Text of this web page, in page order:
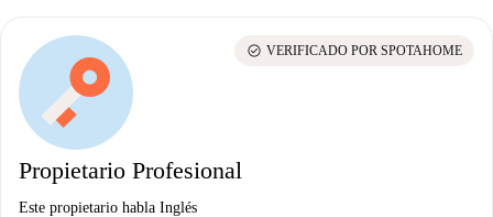
Propietario Profesional
Este propietario habla Inglés
check_circle VERIFICADO POR SPOTAHOME